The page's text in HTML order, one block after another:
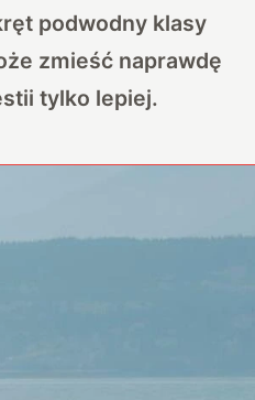
podwodny klasy
zmieść naprawdę
tylko lepiej.